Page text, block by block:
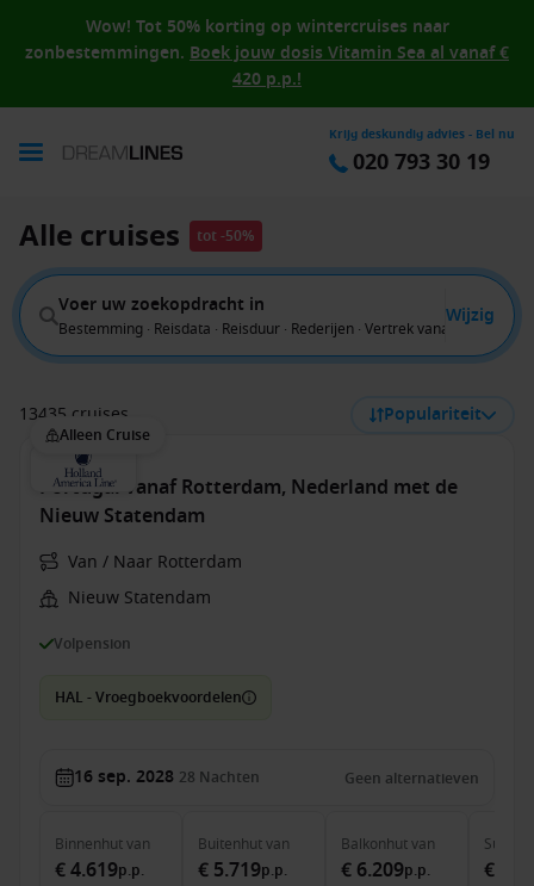
Wow! Tot 50% korting op wintercruises naar
zonbestemmingen. Boek jouw dosis Vitamin Sea al vanaf €
420 p.p.!
Krijg deskundig advies - Bel nu
020 793 30 19
Alle cruises tot -50%
Voer uw zoekopdracht in
Bestemming · Reisdata · Reisduur · Rederijen · Vertrek vanaf
Wijzig
13435 cruises Populariteit
Alleen Cruise
Portugal vanaf Rotterdam, Nederland met de
Nieuw Statendam
Van / Naar Rotterdam
Nieuw Statendam
Volpension
HAL - Vroegboekvoordelen
16 sep. 2028 28 Nachten Geen alternatieven
Binnenhutvan
€ 4.619p.p.
Buitenhutvan
€ 5.719p.p.
Balkonhutvan
€ 6.209p.p.
Suite
€